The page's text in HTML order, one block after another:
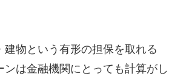
建物という有形の担保を取れる
ンは金融機関にとっても計算がし